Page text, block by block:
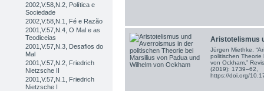
2002,V.58,N.2, Política e
Sociedade
2002,V.58,N.1, Fé e Razão
2001,V.57,N.4, O Mal e as
Teodiceias
2001,V.57,N.3, Desafios do
Mal
2001,V.57,N.2, Friedrich
Nietzsche II
2001,V.57,N.1, Friedrich
Nietzsche I
Aristotelismus
Jürgen Miethke,
politischen Theorie
von Ockham,”
(2019): 1739–62,
https://doi.org/